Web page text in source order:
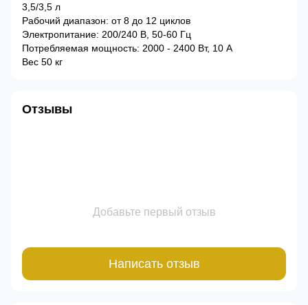
3,5/3,5 л
Рабочий диапазон: от 8 до 12 циклов
Электропитание: 200/240 В, 50-60 Гц
Потребляемая мощность: 2000 - 2400 Вт, 10 А
Вес 50 кг
Отзывы
Добавьте первый отзыв
Написать отзыв